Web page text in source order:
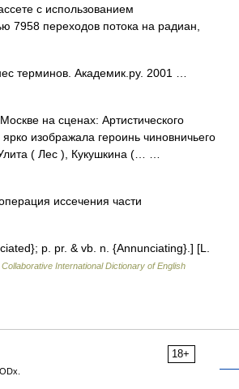
с использованием
7958 переходов потока на радиан,
терминов. Академик.ру. 2001 …
на сценах: Артистического
изображала героинь чиновничьего
( Лес ), Кукушкина (… …
иссечения части
p. pr. & vb. n. {Annunciating}.] [L.
Collaborative International Dictionary of English
18+